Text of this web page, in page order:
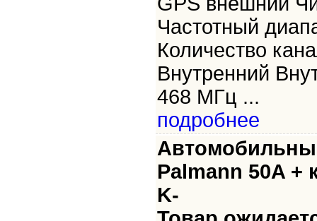
Частотный
Количество
Внутренний
468 МГц ...
подробнее
Palmann 50A +
K-